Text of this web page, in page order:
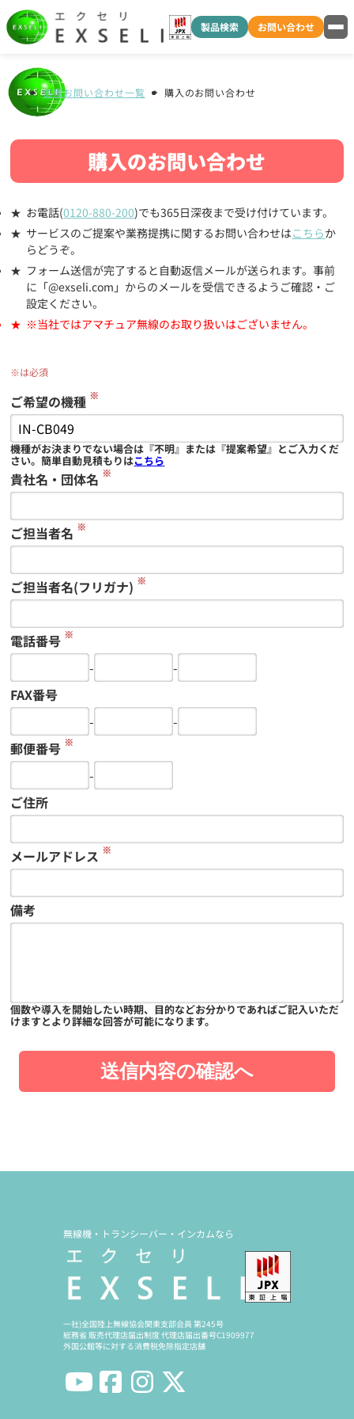
製品検索 お問い合わせ
各種お問い合わせ一覧 購入のお問い合わせ
購入のお問い合わせ
お電話(0120-880-200)でも365日深夜まで受け付けています。
サービスのご提案や業務提携に関するお問い合わせはこちらか
らどうぞ。
フォーム送信が完了すると自動返信メールが送られます。事前
に「@exseli.com」からのメールを受信できるようご確認・ご
設定ください。
※当社ではアマチュア無線のお取り扱いはございません。
※は必須
ご希望の機種 ※
機種がお決まりでない場合は『不明』または『提案希望』とご入力くだ
さい。簡単自動見積もりはこちら
貴社名・団体名 ※
ご担当者名 ※
ご担当者名(フリガナ) ※
電話番号 ※
-
-
FAX番号
-
-
郵便番号 ※
-
ご住所
メールアドレス ※
備考
個数や導入を開始したい時期、目的などお分かりであればご記入いただ
けますとより詳細な回答が可能になります。
送信内容の確認へ
無線機・トランシーバー・インカムなら
一社)全国陸上無線協会関東支部会員 第245号
総務省 販売代理店届出制度 代理店届出番号C1909977
外国公館等に対する消費税免除指定店舗